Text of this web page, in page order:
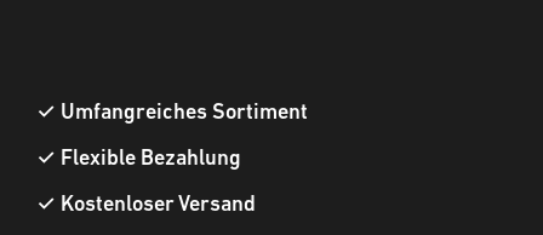
✓ Umfangreiches Sortiment
✓ Flexible Bezahlung
✓ Kostenloser Versand